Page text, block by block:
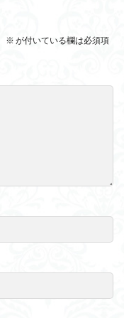
※ が付いている欄は必須項